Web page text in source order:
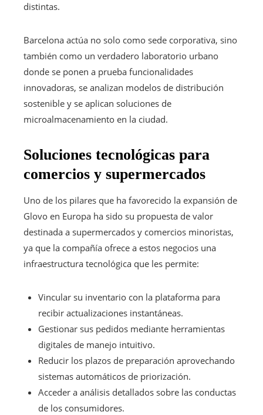
distintas.
Barcelona actúa no solo como sede corporativa, sino
también como un verdadero laboratorio urbano
donde se ponen a prueba funcionalidades
innovadoras, se analizan modelos de distribución
sostenible y se aplican soluciones de
microalmacenamiento en la ciudad.
Soluciones tecnológicas para
comercios y supermercados
Uno de los pilares que ha favorecido la expansión de
Glovo en Europa ha sido su propuesta de valor
destinada a supermercados y comercios minoristas,
ya que la compañía ofrece a estos negocios una
infraestructura tecnológica que les permite:
Vincular su inventario con la plataforma para
recibir actualizaciones instantáneas.
Gestionar sus pedidos mediante herramientas
digitales de manejo intuitivo.
Reducir los plazos de preparación aprovechando
sistemas automáticos de priorización.
Acceder a análisis detallados sobre las conductas
de los consumidores.